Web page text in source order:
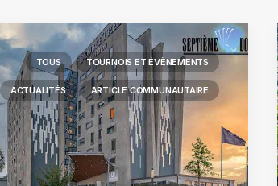
TOUS TOURNOIS ET ÉVÈNEMENTS
ACTUALITÉS ARTICLE COMMUNAUTAIRE